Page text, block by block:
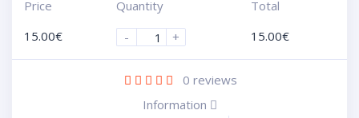
Price
15.00€
Quantity
-
+
Total
15.00€
0 reviews
Information